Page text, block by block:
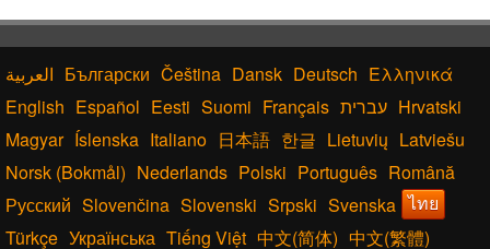
Български Čeština Dansk Deutsch Ελληνικά
English Español Eesti Suomi Français עברית Hrvatski
Magyar Íslenska Italiano 日本語 한글 Lietuvių Latviešu
Norsk (Bokmål) Nederlands Polski Português Română
Русский Slovenčina Slovenski Srpski Svenska ไทย
Türkçe Українська Tiếng Việt 中文(简体) 中文(繁體)